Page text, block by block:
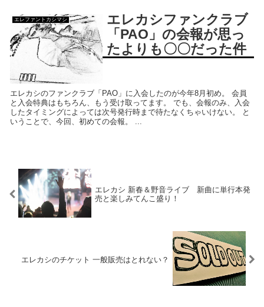
エレファントカシマシ
エレカシファンクラブ
「PAO」の会報が思っ
たよりも〇〇だった件
エレカシのファンクラブ「PAO」に入会したのが今年8月初め。 会員
と入会特典はもちろん、もう受け取ってます。 でも、会報のみ、入会
したタイミングによっては次号発行時まで待たなくちゃいけない。 と
いうことで、今回、初めての会報。 ...
エレカシ 新春＆野音ライブ 新曲に単行本発
売と楽しみてんこ盛り！
エレカシのチケット 一般販売はとれない？